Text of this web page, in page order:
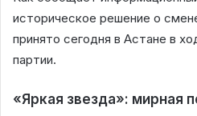
историческое решение о
принято сегодня в Астане в
партии.
«Яркая звезда»: мирная